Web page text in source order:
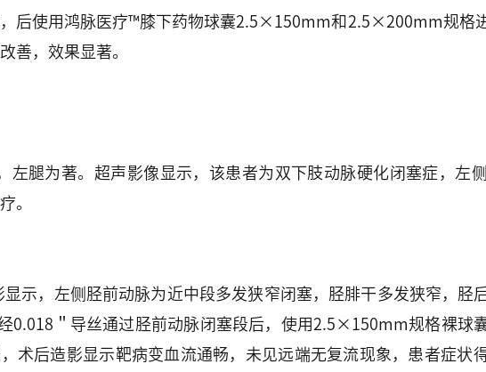
后使用鸿脉医疗™膝下药物球囊2.5×150mm和2.5×200mm规格
善，效果显著。
腿为著。超声影像显示，该患者为双下肢动脉硬化闭塞症，左
。
示，左侧胫前动脉为近中段多发狭窄闭塞，胫腓干多发狭窄，胫
0.018＂导丝通过胫前动脉闭塞段后，使用2.5×150mm规格裸球
后造影显示靶病变血流通畅，未见远端无复流现象，患者症状